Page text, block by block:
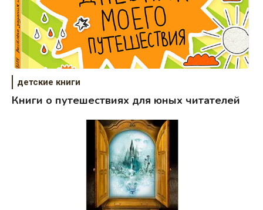
детские книги
Книги о путешествиях для юных читателей